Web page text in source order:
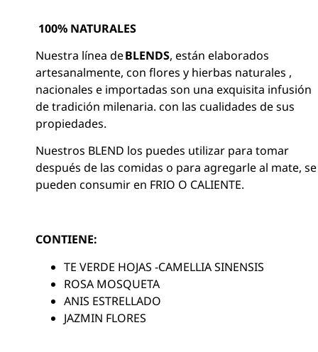
100% NATURALES
Nuestra línea deBLENDS, están elaborados
artesanalmente, con flores y hierbas naturales ,
nacionales e importadas son una exquisita infusión
de tradición milenaria. con las cualidades de sus
propiedades.
Nuestros BLEND los puedes utilizar para tomar
después de las comidas o para agregarle al mate, se
pueden consumir en FRIO O CALIENTE.
CONTIENE:
TE VERDE HOJAS -CAMELLIA SINENSIS
ROSA MOSQUETA
ANIS ESTRELLADO
JAZMIN FLORES